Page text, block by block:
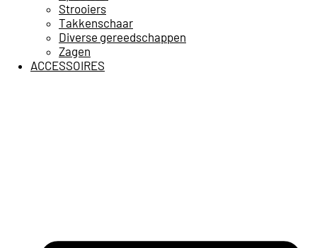
Strooiers
Takkenschaar
Diverse gereedschappen
Zagen
ACCESSOIRES